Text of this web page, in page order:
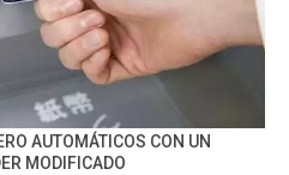
AUTOMÁTICOS CON UN
MODIFICADO